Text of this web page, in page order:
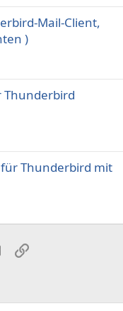
Mail-Client,
)
Thunderbird
Thunderbird mit
E-MailLink